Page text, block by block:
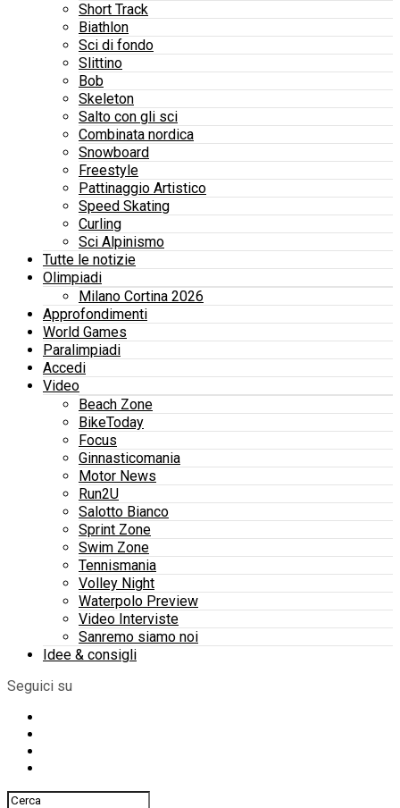
Short Track
Biathlon
Sci di fondo
Slittino
Bob
Skeleton
Salto con gli sci
Combinata nordica
Snowboard
Freestyle
Pattinaggio Artistico
Speed Skating
Curling
Sci Alpinismo
Tutte le notizie
Olimpiadi
Milano Cortina 2026
Approfondimenti
World Games
Paralimpiadi
Accedi
Video
Beach Zone
BikeToday
Focus
Ginnasticomania
Motor News
Run2U
Salotto Bianco
Sprint Zone
Swim Zone
Tennismania
Volley Night
Waterpolo Preview
Video Interviste
Sanremo siamo noi
Idee & consigli
Seguici su